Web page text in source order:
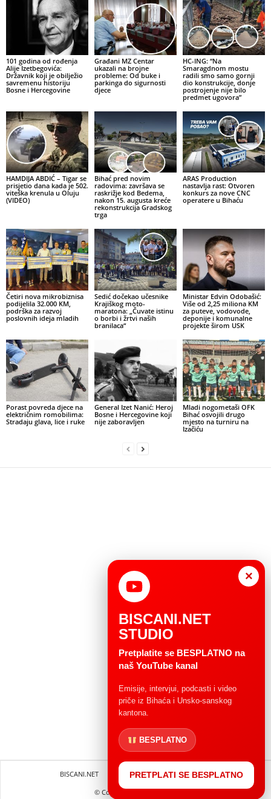
101 godina od rođenja
Alije Izetbegovića:
Državnik koji je obilježio
savremenu historiju
Bosne i Hercegovine
Građani MZ Centar
ukazali na brojne
probleme: Od buke i
parkinga do sigurnosti
djece
HC-ING: “Na
Smaragdnom mostu
radili smo samo gornji
dio konstrukcije, donje
postrojenje nije bilo
predmet ugovora”
HAMDIJA ABDIĆ – Tigar se
prisjetio dana kada je 502.
viteška krenula u Oluju
(VIDEO)
Bihać pred novim
radovima: završava se
raskrižje kod Bedema,
nakon 15. augusta kreće
rekonstrukcija Gradskog
trga
ARAS Production
nastavlja rast: Otvoren
konkurs za nove CNC
operatere u Bihaću
Četiri nova mikrobiznisa
podijelila 32.000 KM,
podrška za razvoj
poslovnih ideja mladih
Sedić dočekao učesnike
Krajiškog moto-
maratona: „Čuvate istinu
o borbi i žrtvi naših
branilaca“
Ministar Edvin Odobašić:
Više od 2,25 miliona KM
za puteve, vodovode,
deponije i komunalne
projekte širom USK
Porast povreda djece na
električnim romobilima:
Stradaju glava, lice i ruke
General Izet Nanić: Heroj
Bosne i Hercegovine koji
nije zaboravljen
Mladi nogometaši OFK
Bihać osvojili drugo
mjesto na turniru na
Izačiću
BISCANI.NET Impressum
Uvjeti korištenja
© Copryright 2004 - 2025.
×
BISCANI.NET
STUDIO
Pretplatite se BESPLATNO na
naš YouTube kanal
Emisije, intervjui, podcasti i video
priče iz Bihaća i Unsko-sanskog
kantona.
BESPLATNO
PRETPLATI SE BESPLATNO